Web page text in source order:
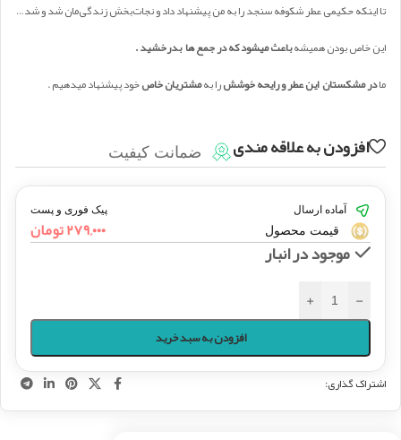
تا اینکه حکیمی عطر شکوفه سنجد را به من پیشنهاد داد و نجات‌بخش زندگی‌مان شد و شد…
این خاص بودن همیشهباعث میشود که در جمع ها بدرخشید .
مادر مشکستان این عطر و رایحه خوششرا بهمشتریان خاصخود پیشنهاد میدهیم .
افزودن به علاقه مندی ضمانت کیفیت
آماده ارسال پیک فوری و پست
قیمت محصول ۲۷۹,۰۰۰تومان
موجود در انبار
-
+
افزودن به سبد خرید
اشتراک گذاری: